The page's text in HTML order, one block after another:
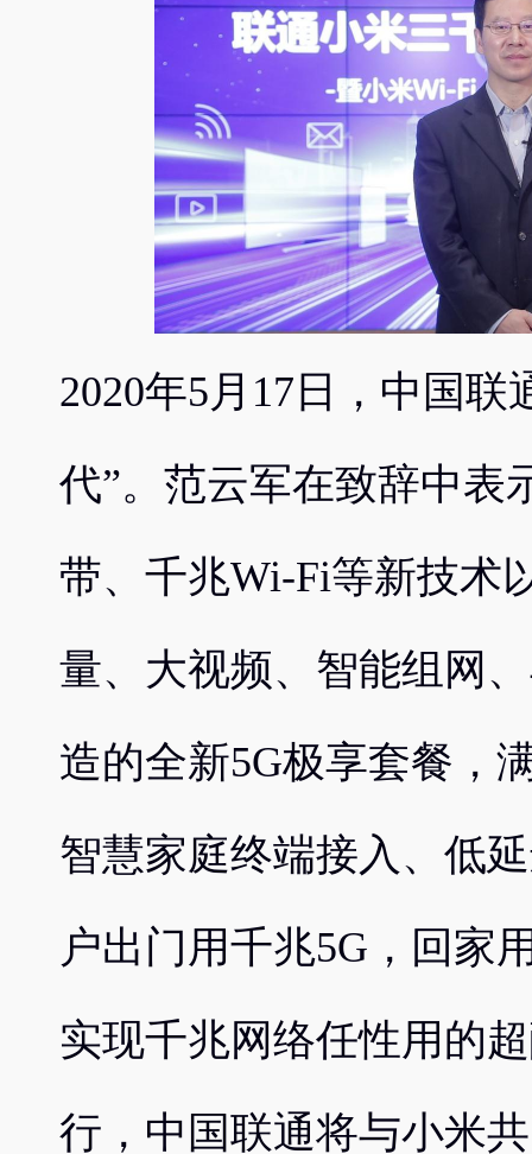
2020年5月17日，中国
代”。范云军在致辞中表
带、千兆Wi-Fi等新技术
量、大视频、智能组网
造的全新5G极享套餐，
智慧家庭终端接入、低
户出门用千兆5G，回家
实现千兆网络任性用的
行，中国联通将与小米